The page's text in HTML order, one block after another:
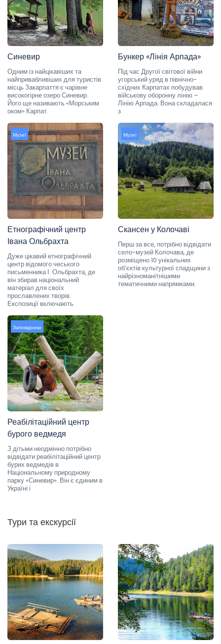
Синевир
Одним із найцікавіших та
найпривабливіших для туристів
місць Закарпаття є чарівне
високогірне озеро Синевир.
Його ще називають «Морським
оком» Карпат.
Бункер «Лінія Арпада»
Під час Другої світової війни
угорський уряд в північно-
східних Карпатах побудував
військову оборонну лінію –
Лінію Арпада. Вона складалася
з
Музеї
Етнографічний центр
Івана Ольбрахта
Дуже цікавий етнографічний
центр відомого чеського
письменника І. Ольбрахта, де
він збирав національний
матеріал для своїх
прославлених творів.
Експозиції включають
Музеї
Скансен у Колочаві
Перш за все, потрібно відвідати
село-музей Колочава, де
розміщено 10 унікальних
об’єктів культурної спадщини з
найрізноманітнішими
тематичними напрямками.
Заповідники
Реабілітаційний центр
бурого ведмедя
З дітьми неодмінно потрібно
відвідати реабілітаційний центр
бурих ведмедів в
Національному природному
парку «Синевир». Він є єдиним в
Україні і
Тури та екскурсії